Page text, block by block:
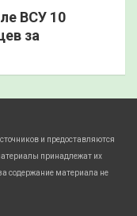
ВСУ 10
за
и предоставляются
принадлежат их
содержание материала не